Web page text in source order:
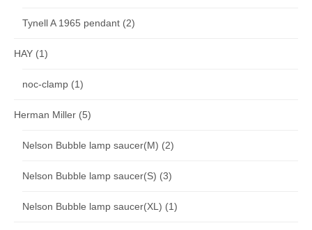
Tynell A 1965 pendant (2)
HAY (1)
noc-clamp (1)
Herman Miller (5)
Nelson Bubble lamp saucer(M) (2)
Nelson Bubble lamp saucer(S) (3)
Nelson Bubble lamp saucer(XL) (1)